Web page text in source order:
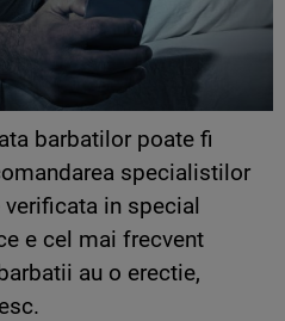
barbatilor poate fi
specialistilor
in special
e cel mai frecvent
au o erectie,